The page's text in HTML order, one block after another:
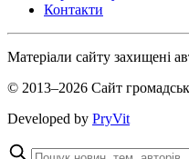
Контакти
Матеріали сайту захищені
© 2013–2026 Сайт
Developed by PryVit